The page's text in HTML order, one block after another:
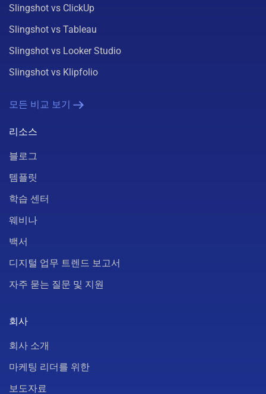
Slingshot vs ClickUp
Slingshot vs Tableau
Slingshot vs Looker Studio
Slingshot vs Klipfolio
모든 비교 보기
리소스
블로그
템플릿
학습 센터
웨비나
백서
디지털 업무 트렌드 보고서
자주 묻는 질문 및 지원
회사
회사 소개
마케팅 리더를 위한
보도자료